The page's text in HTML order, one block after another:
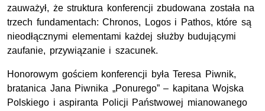
zauważył, że struktura konferencji zbudowana została na
trzech fundamentach: Chronos, Logos i Pathos, które są
nieodłącznymi elementami każdej służby budującymi
zaufanie, przywiązanie i szacunek.
Honorowym gościem konferencji była Teresa Piwnik,
bratanica Jana Piwnika „Ponurego” – kapitana Wojska
Polskiego i aspiranta Policji Państwowej mianowanego